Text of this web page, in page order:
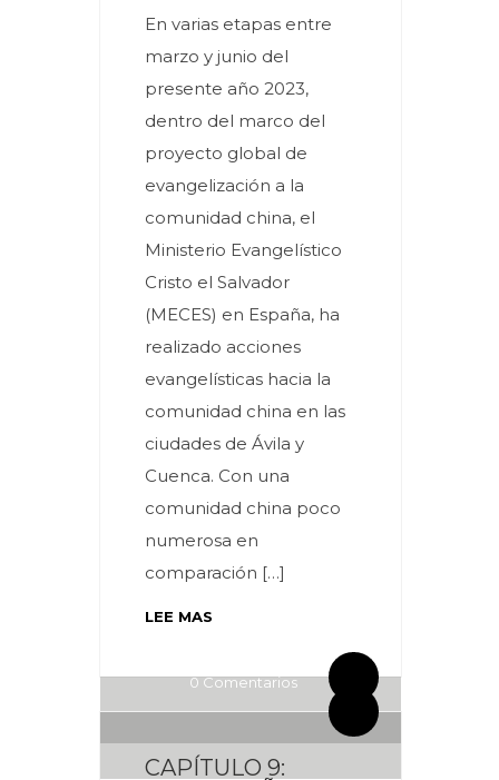
En varias etapas entre
marzo y junio del
presente año 2023,
dentro del marco del
proyecto global de
evangelización a la
comunidad china, el
Ministerio Evangelístico
Cristo el Salvador
(MECES) en España, ha
realizado acciones
evangelísticas hacia la
comunidad china en las
ciudades de Ávila y
Cuenca. Con una
comunidad china poco
numerosa en
comparación […]
LEE MAS
0 Comentarios
CAPÍTULO 9: